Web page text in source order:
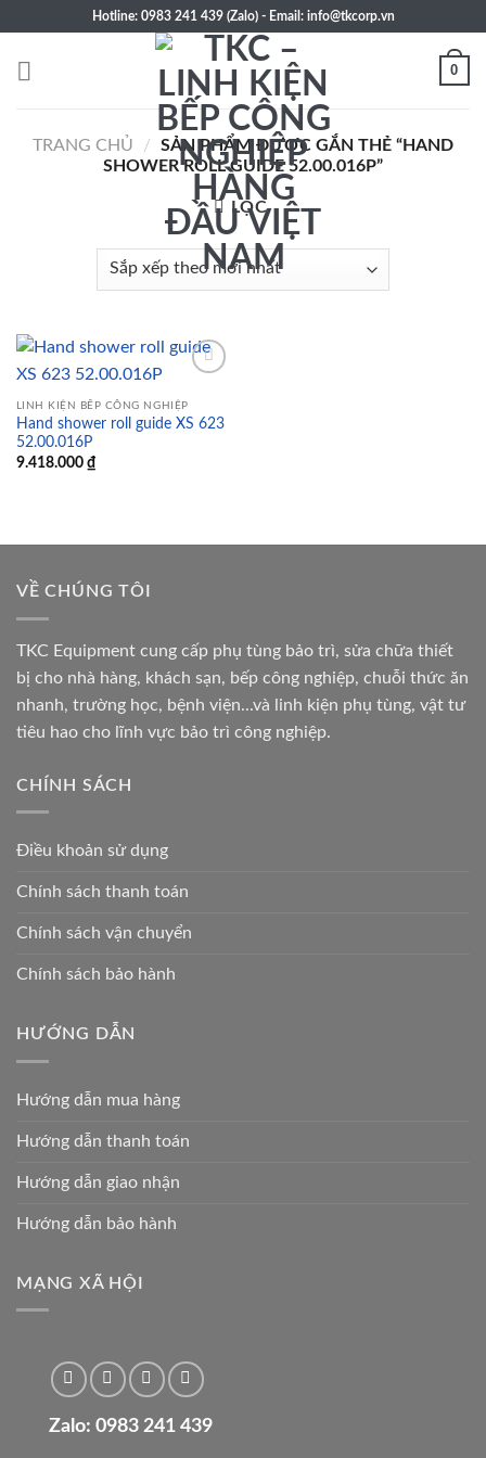
content
Hotline: 0983 241 439 (Zalo) - Email: info@tkcorp.vn
0
TRANG CHỦ /
SẢN PHẨM ĐƯỢC GẮN THẺ “HAND
SHOWER ROLL GUIDE 52.00.016P”
LỌC
Add to
LINH KIỆN BẾP CÔNG NGHIỆP
Hand shower roll guide XS 623
52.00.016P
9.418.000 ₫
VỀ CHÚNG TÔI
TKC Equipment cung cấp phụ tùng bảo trì, sửa chữa thiết
bị cho nhà hàng, khách sạn, bếp công nghiệp, chuỗi thức ăn
nhanh, trường học, bệnh viện...và linh kiện phụ tùng, vật tư
tiêu hao cho lĩnh vực bảo trì công nghiệp.
CHÍNH SÁCH
Điều khoản sử dụng
Chính sách thanh toán
Chính sách vận chuyển
Chính sách bảo hành
HƯỚNG DẪN
Hướng dẫn mua hàng
Hướng dẫn thanh toán
Hướng dẫn giao nhận
Hướng dẫn bảo hành
MẠNG XÃ HỘI
Zalo: 0983 241 439